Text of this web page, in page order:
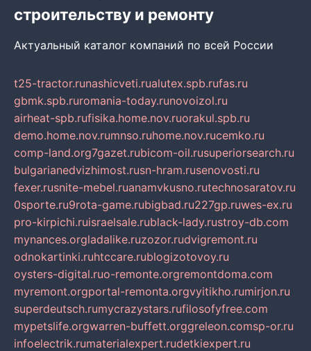
строительству и ремонту
Актуальный каталог компаний по всей России
t25-tractor.runashicveti.rualutex.spb.rufas.ru
gbmk.spb.ruromania-today.runovoizol.ru
airheat-spb.rufisika.home.nov.ruorakul.spb.ru
demo.home.nov.rumnso.ruhome.nov.rucemko.ru
comp-land.org7gazet.rubicom-oil.rusuperiorsearch.ru
bulgarianedvizhimost.rusn-hram.rusenovosti.ru
fexer.rusnite-mebel.ruanamvkusno.rutechnosaratov.ru
0sporte.ru9rota-game.rubigbad.ru227gp.ruwes-ex.ru
pro-kirpichi.ruisraelsale.rublack-lady.rustroy-db.com
mynances.orgladalike.ruzozor.rudvigremont.ru
odnokartinki.ruhtccare.rublogizotovoy.ru
oysters-digital.ruo-remonte.orgremontdoma.com
myremont.orgportal-remonta.orgvyitikho.rumirjon.ru
superdeutsch.rumycrazystars.rufilosofyfree.com
mypetslife.orgwarren-buffett.orggreleon.comsp-or.ru
infoelectrik.rumaterialexpert.rudetkiexpert.ru